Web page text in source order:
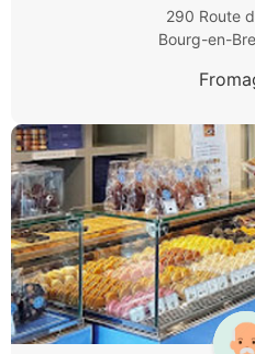
290 Route
Bourg-en-